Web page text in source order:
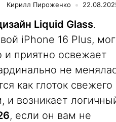
Кирилл Пироженко
Liquid Glass.
iPhone 16 Plus,
и приятно освежает
не
как глоток свежего
и возникает
, если он вам не